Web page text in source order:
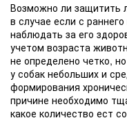
Возможно ли защитить
в случае если с
наблюдать за его
учетом возраста
не определено четко,
у собак небольших и
формирования
причине необходимо
какое количество ест